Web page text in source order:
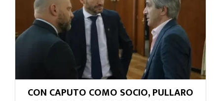
CON CAPUTO COMO SOCIO, PULLARO